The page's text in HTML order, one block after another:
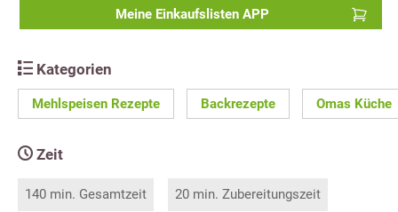
Meine Einkaufslisten APP
Kategorien
Mehlspeisen Rezepte Backrezepte Omas Küche
Zeit
140 min. Gesamtzeit 20 min. Zubereitungszeit